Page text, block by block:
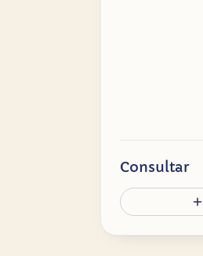
Consultar